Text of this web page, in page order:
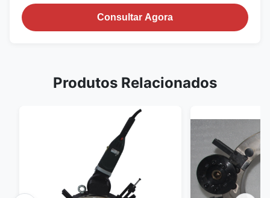
Consultar Agora
Produtos Relacionados